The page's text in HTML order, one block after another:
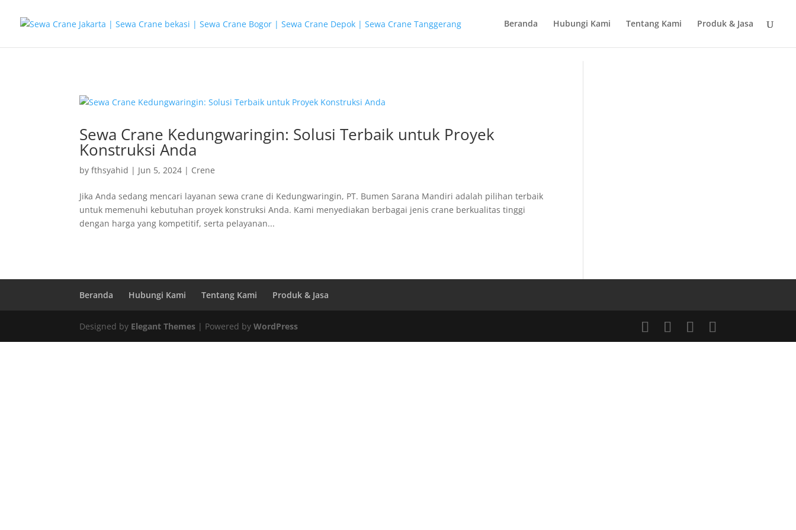
Beranda
Hubungi Kami Tentang Kami Produk & Jasa
Sewa Crane Kedungwaringin: Solusi Terbaik untuk Proyek
Konstruksi Anda
byfthsyahid | Jun 5, 2024 | Crene
Jika Anda sedang mencari layanan sewa crane di Kedungwaringin, PT. Bumen Sarana Mandiri adalah pilihan terbaik
untuk memenuhi kebutuhan proyek konstruksi Anda. Kami menyediakan berbagai jenis crane berkualitas tinggi
dengan harga yang kompetitif, serta pelayanan...
Beranda Hubungi Kami Tentang Kami Produk & Jasa
Designed by Elegant Themes | Powered byWordPress